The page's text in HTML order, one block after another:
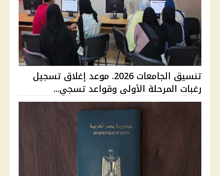
تنسيق الجامعات 2026. موعد إغلاق تسجيل
رغبات المرحلة الأولى وقواعد تسجي...